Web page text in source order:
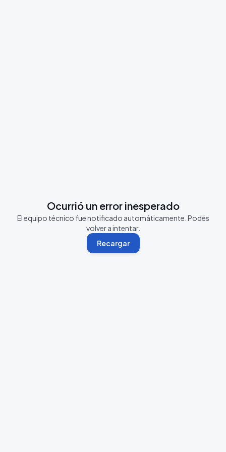
Ocurrió un error inesperado
El equipo técnico fue notificado automáticamente. Podés
volver a intentar.
Recargar